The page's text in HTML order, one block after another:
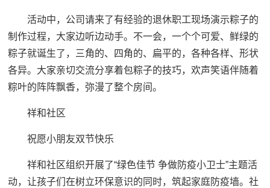
活动中，公司请来了有经验的退休职工现场演示粽子的
制作过程，大家边听边动手。不一会，一个个可爱、鲜绿的
粽子就诞生了，三角的、四角的、扁平的，各种各样、形状
各异。大家亲切交流分享着包粽子的技巧，欢声笑语伴随着
粽叶的阵阵飘香，弥漫了整个房间。
祥和社区
祝愿小朋友双节快乐
祥和社区组织开展了“绿色佳节 争做防疫小卫士”主题活
动，让孩子们在树立环保意识的同时，筑起家庭防疫墙。社